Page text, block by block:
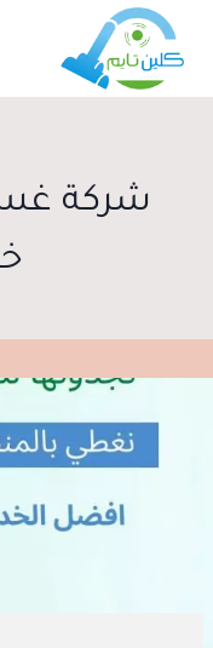
التجاوز
المحتوى
شركة